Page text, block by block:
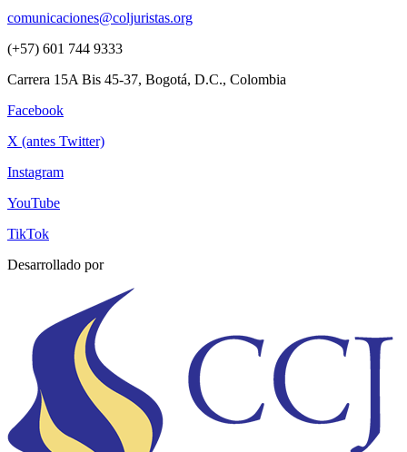
comunicaciones@coljuristas.org
(+57) 601 744 9333
Carrera 15A Bis 45-37, Bogotá, D.C., Colombia
Facebook
X (antes Twitter)
Instagram
YouTube
TikTok
Desarrollado por